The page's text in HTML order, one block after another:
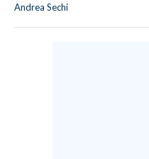
Andrea Sechi